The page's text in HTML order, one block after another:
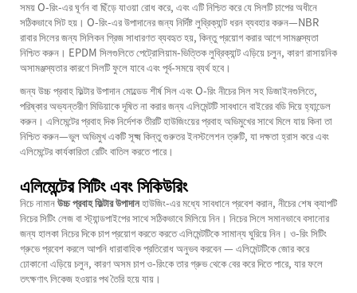
সময় O-রিং-এর ঘূর্ণন বা ছিঁড়ে যাওয়া রোধ করে, এবং এটি নিশ্চিত করে যে সিলটি চাপের অধীনে
সঠিকভাবে সিট হয়। O-রিং-এর উপাদানের জন্য নির্দিষ্ট লুব্রিক্যান্ট ধরন ব্যবহার করুন—NBR
রাবার সিলের জন্য সিলিকন গ্রিজ সাধারণত ব্যবহৃত হয়, কিন্তু প্রয়োগ করার আগে সামঞ্জস্যতা
নিশ্চিত করুন। EPDM সিলগুলিতে পেট্রোলিয়াম-ভিত্তিক লুব্রিক্যান্ট এড়িয়ে চলুন, কারণ রাসায়নিক
অসামঞ্জস্যতার কারণে সিলটি ফুলে যাবে এবং পূর্ব-সময়ে ব্যর্থ হবে।
জন্যউচ্চ প্রবাহ ফিল্টার উপাদানমোল্ডেড শীর্ষ সিল এবং O-রিং নীচের সিল সহ ডিজাইনগুলিতে,
পরিষ্কার অভ্যন্তরীণ মিডিয়াকে দূষিত না করার জন্য এলিমেন্টটি সাবধানে বাইরের বডি দিয়ে হ্যান্ডেল
করুন। এলিমেন্টের প্রবাহ দিক নির্দেশক তীরটি হাউজিংয়ের প্রবাহ অভিমুখের সাথে মিলে যায় কিনা তা
নিশ্চিত করুন—ভুল অভিমুখ একটি সূক্ষ্ম কিন্তু গুরুতর ইনস্টলেশন ত্রুটি, যা দক্ষতা হ্রাস করে এবং
এলিমেন্টের কার্যকারিতা রেটিং বাতিল করতে পারে।
এলিমেন্টের সিটিং এবং সিকিউরিং
নিচে নামানউচ্চ প্রবাহ ফিল্টার উপাদানহাউজিং-এর মধ্যে সাবধানে প্রবেশ করান, নীচের শেষ ক্যাপটি
নিচের সিটিং লেজ বা স্ট্যান্ডপাইপের সাথে সঠিকভাবে মিলিয়ে নিন। নিচের সিলে সমানভাবে বসানোর
জন্য হালকা নিচের দিকে চাপ প্রয়োগ করতে করতে এলিমেন্টটিকে সামান্য ঘুরিয়ে নিন। ও-রিং সিটিং
গ্রুভে প্রবেশ করলে আপনি ধারাবাহিক প্রতিরোধ অনুভব করবেন — এলিমেন্টটিকে জোর করে
ঢোকানো এড়িয়ে চলুন, কারণ অসম চাপ ও-রিংকে তার গ্রুভ থেকে বের করে দিতে পারে, যার ফলে
তৎক্ষণাৎ লিকেজ হওয়ার পথ তৈরি হয়ে যায়।